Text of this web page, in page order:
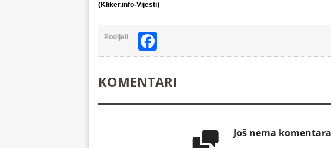
(Kliker.info-Vijesti)
Podijeli
KOMENTARI
 Još nema komentara